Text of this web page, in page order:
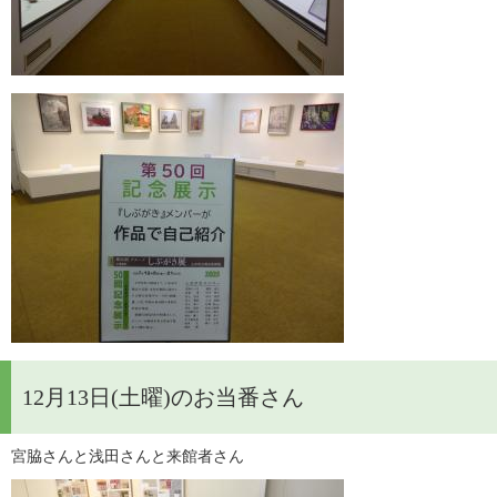
12月13日(土曜)のお当番さん
宮脇さんと浅田さんと来館者さん